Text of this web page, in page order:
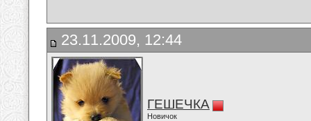
23.11.2009, 12:44
ГЕШЕЧКА
Новичок